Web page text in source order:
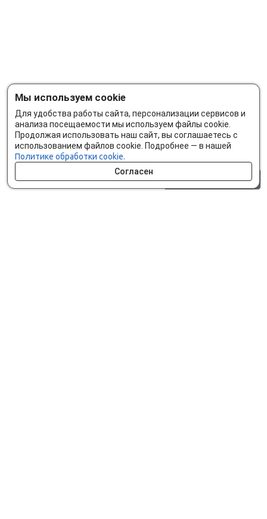
Мы используем cookie
Для удобства работы сайта, персонализации сервисов и
анализа посещаемости мы используем файлы cookie.
Продолжая использовать наш сайт, вы соглашаетесь с
использованием файлов cookie. Подробнее — в нашей
Политике обработки cookie.
Согласен